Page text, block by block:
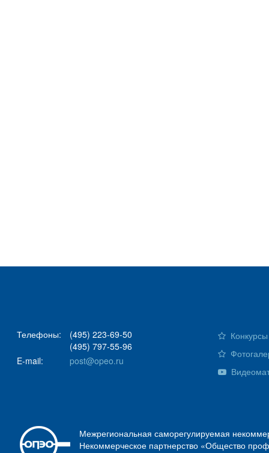
Телефоны:
(495) 223-69-50
(495) 797-55-96
E-mail:
post@opeo.ru
Межрегиональная саморегулируемая
Некоммерческое партнерство «Общество